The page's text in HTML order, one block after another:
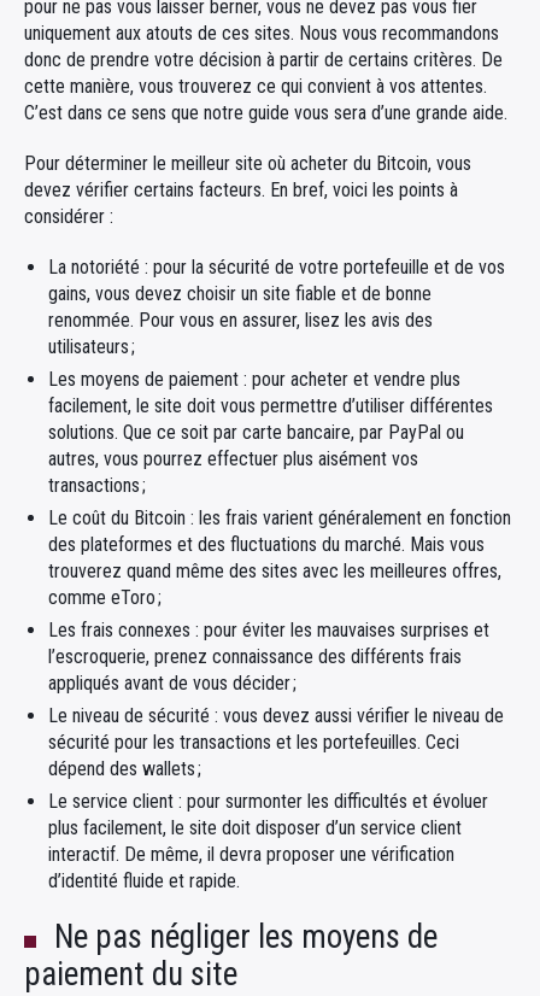
pour ne pas vous laisser berner, vous ne devez pas vous fier
uniquement aux atouts de ces sites. Nous vous recommandons
donc de prendre votre décision à partir de certains critères. De
cette manière, vous trouverez ce qui convient à vos attentes.
C’est dans ce sens que notre guide vous sera d’une grande aide.
Pour déterminer le meilleur site où acheter du Bitcoin, vous
devez vérifier certains facteurs. En bref, voici les points à
considérer :
La notoriété : pour la sécurité de votre portefeuille et de vos
gains, vous devez choisir un site fiable et de bonne
renommée. Pour vous en assurer, lisez les avis des
utilisateurs ;
Les moyens de paiement : pour acheter et vendre plus
facilement, le site doit vous permettre d’utiliser différentes
solutions. Que ce soit par carte bancaire, par PayPal ou
autres, vous pourrez effectuer plus aisément vos
transactions ;
Le coût du Bitcoin : les frais varient généralement en fonction
des plateformes et des fluctuations du marché. Mais vous
trouverez quand même des sites avec les meilleures offres,
comme eToro ;
Les frais connexes : pour éviter les mauvaises surprises et
l’escroquerie, prenez connaissance des différents frais
appliqués avant de vous décider ;
Le niveau de sécurité : vous devez aussi vérifier le niveau de
sécurité pour les transactions et les portefeuilles. Ceci
dépend des wallets ;
Le service client : pour surmonter les difficultés et évoluer
plus facilement, le site doit disposer d’un service client
interactif. De même, il devra proposer une vérification
d’identité fluide et rapide.
Ne pas négliger les moyens de
paiement du site